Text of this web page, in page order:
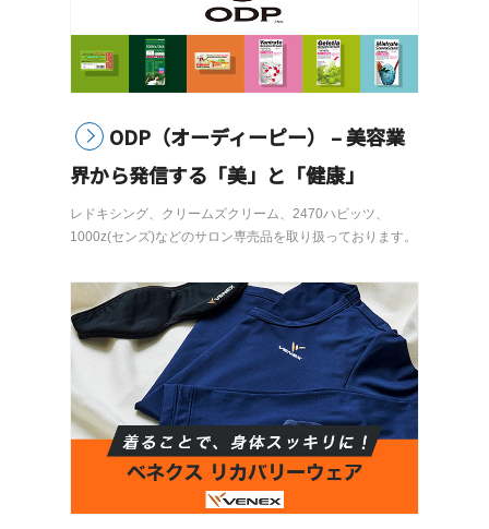
ODP（オーディーピー） – 美容業
界から発信する「美」と「健康」
レドキシング、クリームズクリーム、2470ハビッツ、
1000z(センズ)などのサロン専売品を取り扱っております。